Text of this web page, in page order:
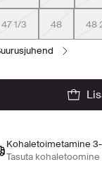
47 1/3 48 48
suurusjuhend
Kohaletoimetamine
Tasuta